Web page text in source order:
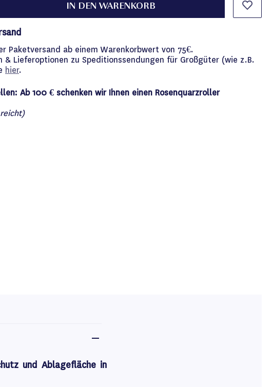
IN DEN WARENKORB
Paketversand ab einem Warenkorbwert von 75€.
& Lieferoptionen zu Speditionssendungen für Großgüter (wie z.B.
hier.
Ab 100 € schenken wir Ihnen einen Rosenquarzroller
und Ablagefläche in